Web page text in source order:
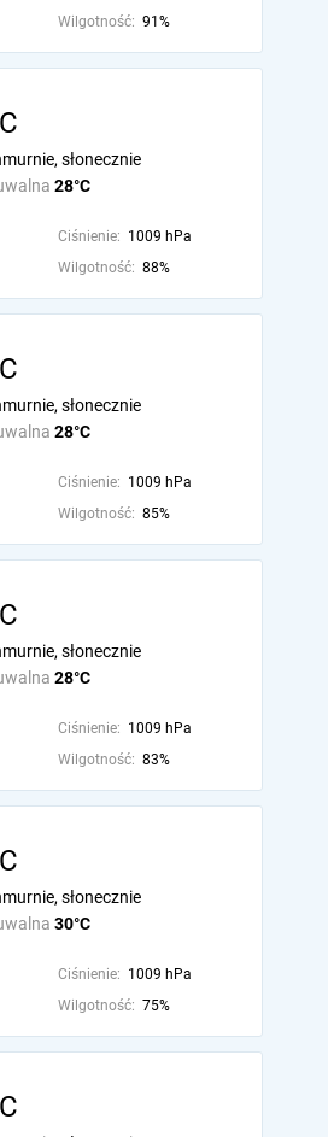
Wilgotność: 91%
28°C
słonecznie
Ciśnienie: 1009 hPa
Wilgotność: 88%
28°C
słonecznie
Ciśnienie: 1009 hPa
Wilgotność: 85%
28°C
słonecznie
Ciśnienie: 1009 hPa
Wilgotność: 83%
30°C
słonecznie
Ciśnienie: 1009 hPa
Wilgotność: 75%